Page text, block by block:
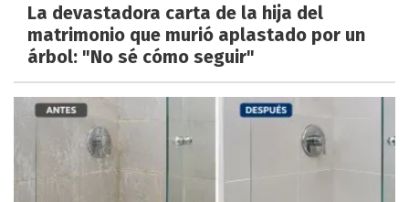
La devastadora carta de la hija del
matrimonio que murió aplastado por un
árbol: "No sé cómo seguir"